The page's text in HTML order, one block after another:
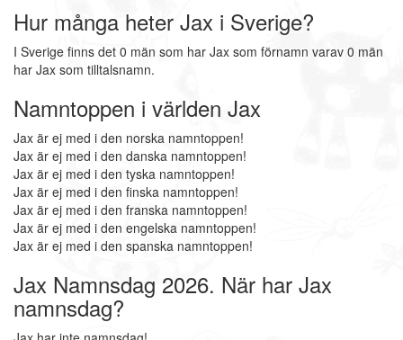
Hur många heter Jax i Sverige?
I Sverige finns det 0 män som har Jax som förnamn varav 0 män
har Jax som tilltalsnamn.
Namntoppen i världen Jax
Jax är ej med i den norska namntoppen!
Jax är ej med i den danska namntoppen!
Jax är ej med i den tyska namntoppen!
Jax är ej med i den finska namntoppen!
Jax är ej med i den franska namntoppen!
Jax är ej med i den engelska namntoppen!
Jax är ej med i den spanska namntoppen!
Jax Namnsdag 2026. När har Jax
namnsdag?